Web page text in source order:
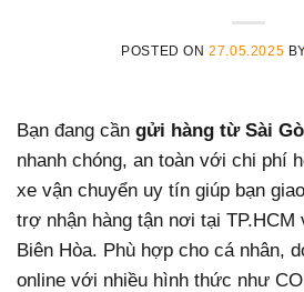
POSTED ON27.05.2025
Bạn đang cần gửi hàng từ Sài
nhanh chóng, an toàn với chi phí
xe vận chuyển uy tín giúp bạn
trợ nhận hàng tận nơi tại TP.HCM
Biên Hòa. Phù hợp cho cá nhân,
online với nhiều hình thức như